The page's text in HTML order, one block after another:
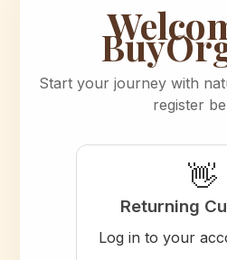
Start your journey with
register
👋
Returning
Log in to your